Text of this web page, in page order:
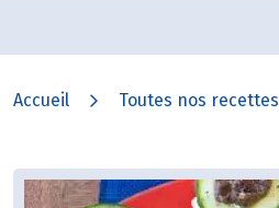
Accueil Toutes nos recettes